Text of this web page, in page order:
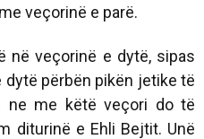
veçorinë e parë.
në veçorinë e dytë, sipas
përbën pikën jetike të
ne me këtë veçori do të
diturinë e Ehli Bejtit. Unë